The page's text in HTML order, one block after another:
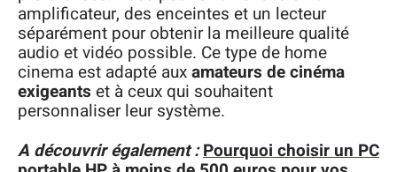
amplificateur, des enceintes et un lecteur
séparément pour obtenir la meilleure qualité
audio et vidéo possible. Ce type de home
cinema est adapté auxamateurs de cinéma
exigeants et à ceux qui souhaitent
personnaliser leur système.
A découvrir également : Pourquoi choisir un PC